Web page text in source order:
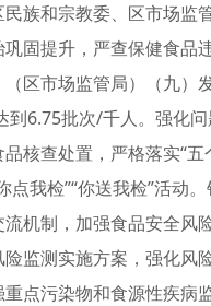
族和宗教委、区市场
固提升，严查保健食
区市场监管局）（九）
到6.75批次/千人。强化
核查处置，严格落实“
点我检”“你送我检”活动
机制，加强食品安全
监测实施方案，强化
点污染物和食源性疾